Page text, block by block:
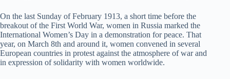
On the last Sunday of February 1913, a short time before the
breakout of the First World War, women in Russia marked the
International Women’s Day in a demonstration for peace. That
year, on March 8th and around it, women convened in several
European countries in protest against the atmosphere of war and
in expression of solidarity with women worldwide.